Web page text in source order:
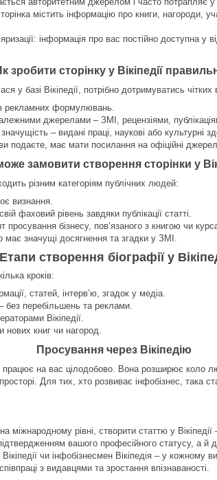
містить інформацію про книги, нагороди,
інформація про вас постійно доступна у
зробити сторінку у Вікіпедії
у базі Вікіпедії, потрібно дотримуватись чітких
рекламних формулювань.
джерелами – ЗМІ, рецензіями,
– видані праці, наукові або культурні
подаєте, має мати посилання на офіційні
замовити створення сторінки у
різним категоріям публічних людей:
визнання.
фаховий рівень завдяки публікації статті.
просування бізнесу, пов’язаного з книгою чи
має значущі досягнення та згадки у ЗМІ.
Етапи створення біографії у
кроків:
статей, інтерв’ю, згадок у медіа.
без перебільшень та реклами.
Вікіпедії.
нових книг чи нагород.
Просування через Вікіпедію
працює на вас цілодобово. Вона розширює коло
Для тих, хто розвиває інфобізнес, така
рівні, створити статтю у
вашого професійного статусу, а й
Вікіпедії чи інфобізнесмен Вікіпедія – у
з видавцями та зростання впізнаваності.